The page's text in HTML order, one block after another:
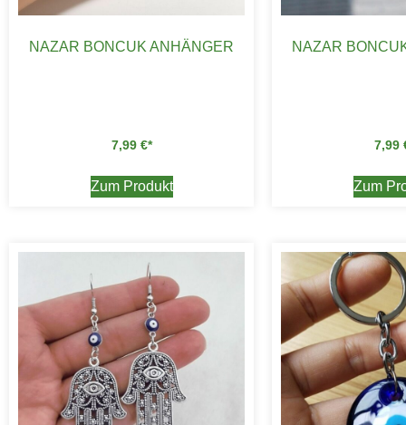
NAZAR BONCUK ANHÄNGER
7,99 €
Zum Produkt
NAZAR
7,99
Zum